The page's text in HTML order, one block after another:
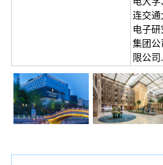
连交通
电子
集团公
限公司